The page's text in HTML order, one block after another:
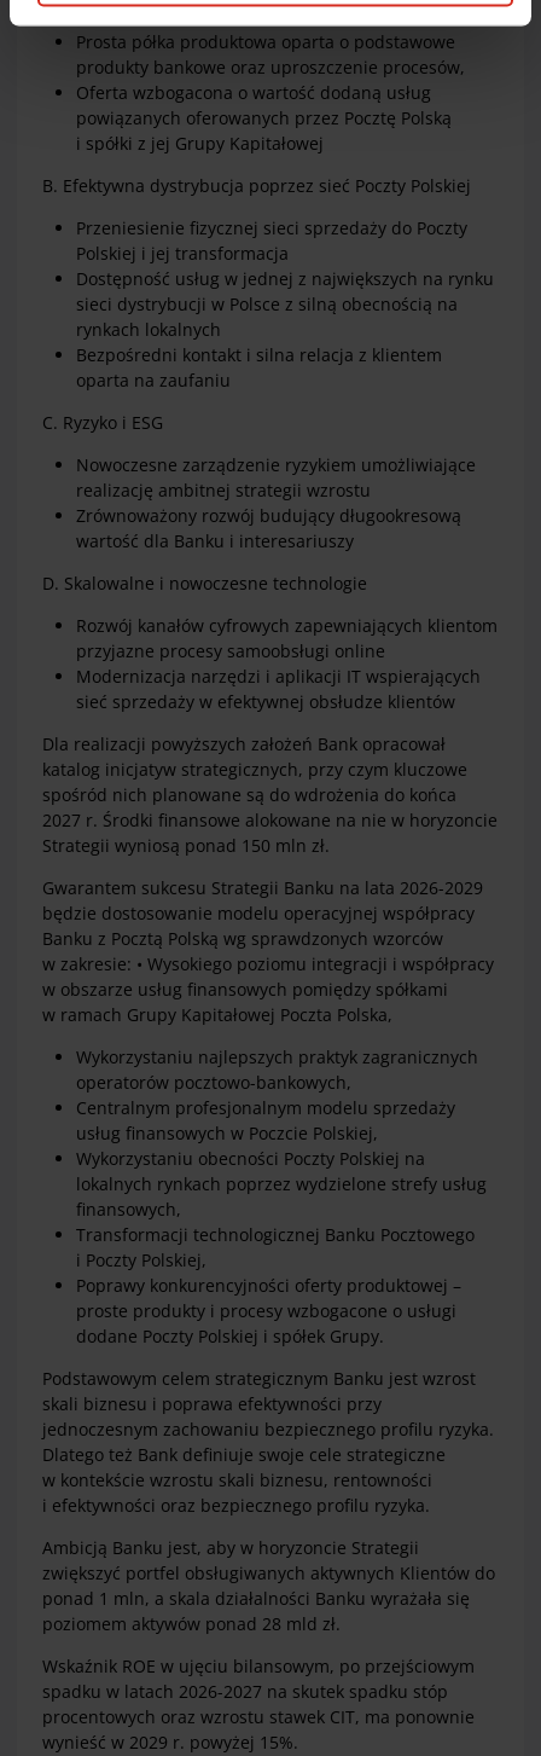
Polityką cookie), kliknij „Akceptuj wszystkie cookie”.
W dowolnej chwili możesz wycofać swoją zgodę w
Deklaracji dot. plików cookie. Informacje o
przetwarzaniu danych osobowych, w tym o
przysługujących w związku z tym uprawnieniach,
znajdziesz pod linkiem
Prosta półka produktowa oparta o podstawowe
produkty bankowe oraz uproszczenie procesów,
Oferta wzbogacona o wartość dodaną usług
powiązanych oferowanych przez Pocztę Polską
i spółki z jej Grupy Kapitałowej
B. Efektywna dystrybucja poprzez sieć Poczty Polskiej
Przeniesienie fizycznej sieci sprzedaży do Poczty
Polskiej i jej transformacja
Dostępność usług w jednej z największych na rynku
sieci dystrybucji w Polsce z silną obecnością na
rynkach lokalnych
Bezpośredni kontakt i silna relacja z klientem
oparta na zaufaniu
C. Ryzyko i ESG
Nowoczesne zarządzenie ryzykiem umożliwiające
realizację ambitnej strategii wzrostu
Zrównoważony rozwój budujący długookresową
wartość dla Banku i interesariuszy
D. Skalowalne i nowoczesne technologie
Rozwój kanałów cyfrowych zapewniających klientom
przyjazne procesy samoobsługi online
Modernizacja narzędzi i aplikacji IT wspierających
sieć sprzedaży w efektywnej obsłudze klientów
Dla realizacji powyższych założeń Bank opracował
katalog inicjatyw strategicznych, przy czym kluczowe
spośród nich planowane są do wdrożenia do końca
2027 r. Środki finansowe alokowane na nie w horyzoncie
Strategii wyniosą ponad 150 mln zł.
Gwarantem sukcesu Strategii Banku na lata 2026-2029
będzie dostosowanie modelu operacyjnej współpracy
Banku z Pocztą Polską wg sprawdzonych wzorców
w zakresie: • Wysokiego poziomu integracji i współpracy
w obszarze usług finansowych pomiędzy spółkami
w ramach Grupy Kapitałowej Poczta Polska,
Wykorzystaniu najlepszych praktyk zagranicznych
operatorów pocztowo-bankowych,
Centralnym profesjonalnym modelu sprzedaży
usług finansowych w Poczcie Polskiej,
Wykorzystaniu obecności Poczty Polskiej na
lokalnych rynkach poprzez wydzielone strefy usług
finansowych,
Transformacji technologicznej Banku Pocztowego
i Poczty Polskiej,
Poprawy konkurencyjności oferty produktowej –
proste produkty i procesy wzbogacone o usługi
dodane Poczty Polskiej i spółek Grupy.
Podstawowym celem strategicznym Banku jest wzrost
skali biznesu i poprawa efektywności przy
jednoczesnym zachowaniu bezpiecznego profilu ryzyka.
Dlatego też Bank definiuje swoje cele strategiczne
w kontekście wzrostu skali biznesu, rentowności
i efektywności oraz bezpiecznego profilu ryzyka.
Ambicją Banku jest, aby w horyzoncie Strategii
zwiększyć portfel obsługiwanych aktywnych Klientów do
ponad 1 mln, a skala działalności Banku wyrażała się
poziomem aktywów ponad 28 mld zł.
Wskaźnik ROE w ujęciu bilansowym, po przejściowym
spadku w latach 2026-2027 na skutek spadku stóp
procentowych oraz wzrostu stawek CIT, ma ponownie
wynieść w 2029 r. powyżej 15%.